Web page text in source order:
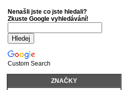
Nenašli jste co jste hledali?
Zkuste Google vyhledávání!
Custom Search
ZNAČKY